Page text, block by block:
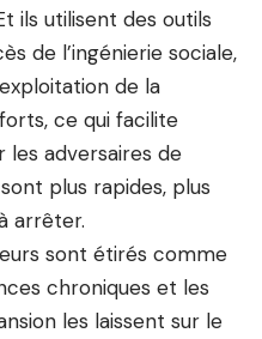
ils utilisent des outils
de l’ingénierie sociale,
de la
ce qui facilite
les adversaires de
plus rapides, plus
arrêter.
sont étirés comme
chroniques et les
les laissent sur le